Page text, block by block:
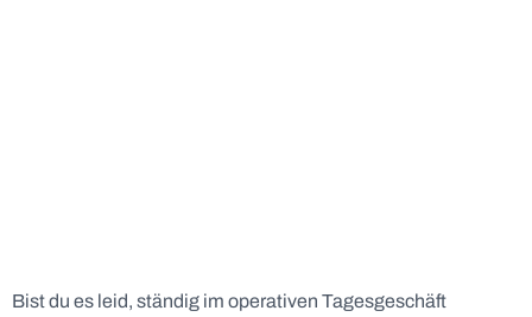
Bist du es leid, ständig im operativen Tagesgeschäft